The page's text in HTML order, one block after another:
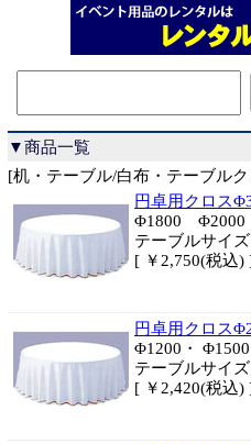
▼商品一覧
[机・テーブル/白布・テーブル
円卓用クロス
Φ1800 Φ2000
テーブルサイ
[ ￥2,750(税込)
円卓用クロス
Φ1200・ Φ1500
テーブルサイ
[ ￥2,420(税込)